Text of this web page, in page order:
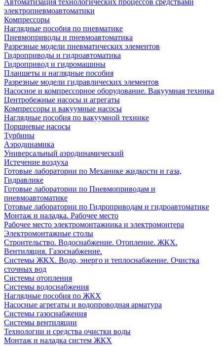
Автоматизация технологических процессов средствами
электропневмоавтоматики
Компрессоры
Наглядные пособия по пневматике
Пневмоприводы и пневмоавтоматика
Разрезные модели пневматических элементов
Гидроприводы и гидроавтоматика
Гидропривод и гидромашины
Планшеты и наглядные пособия
Разрезные модели гидравлических элементов
Насосное и компрессорное оборудование. Вакуумная техника
Центробежные насосы и агрегаты
Компрессоры и вакуумные насосы
Наглядные пособия по вакуумной технике
Поршневые насосы
Турбины
Аэродинамика
Универсальный аэродинамический
Истечение воздуха
Готовые лаборатории по Механике жидкости и газа,
Гидравлике
Готовые лаборатории по Пневмоприводам и
пневмоавтоматике
Готовые лаборатории по Гидроприводам и гидроавтоматике
Монтаж и наладка. Рабочее место
Рабочее место электромонтажника и электромонтера
Электромонтажные столы
Строительство. Водоснабжение. Отопление. ЖКХ.
Вентиляция. Газоснабжение.
Системы ЖКХ. Водо, энерго и теплоснабжение. Очистка
сточных вод
Системы отопления
Системы водоснабжения
Наглядные пособия по ЖКХ
Насосные агрегаты и водопроводная арматура
Системы газоснабжения
Системы вентиляции
Технологии и средства очистки воды
Монтаж и наладка систем ЖКХ